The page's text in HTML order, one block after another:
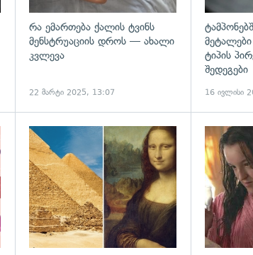
რა ემართება ქალის ტვინს
მენსტრუაციის დროს — ახალი
კვლევა
22 მარტი 2025, 13:07
ტიპის
შედეგები
16 ივლისი
გადახედვა გადახედვა